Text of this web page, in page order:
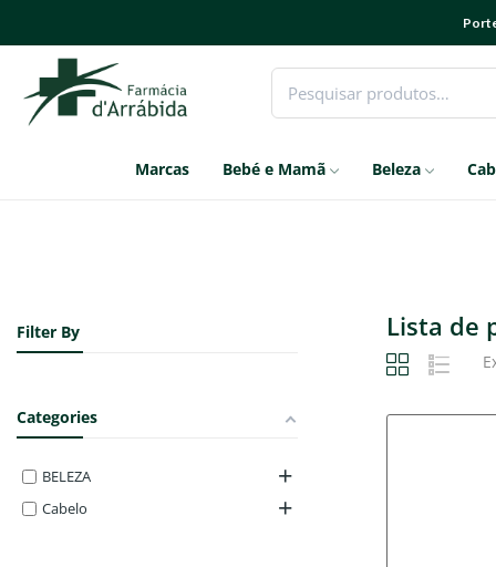
Marcas Bebé e Mamã Beleza
Filter By
Categories
BELEZA
Cabelo
Lista de